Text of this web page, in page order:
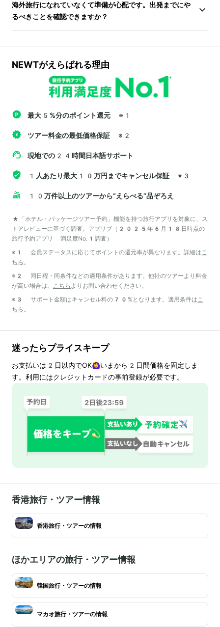
海外旅行になれていなくて準備が心配です。出発までにや
るべきことを確認できますか？
NEWTがえらばれる理由
最大5%分のポイント還元 ※1
ツアー料金の最低価格保証 ※2
現地での24時間日本語サポート
1人あたり最大10万円までキャンセル保証 ※3
10万件以上のツアーから“えらべる”品ぞろえ
*「ホテル・パッケージツアー予約」機能を持つ旅行アプリを対象に、ス
トアレビューに基づく調査。アプリブ（2025年6月18日時点の
旅行予約アプリ 満足度No.1調査）
※1 会員ステータスに応じてポイントの還元率が異なります。詳細は こ
ちら 。
※2 同日程・同条件などの適用条件があります。他社のツアーより料金
が高い場合は、
こちら よりお問い合わせください。
※3 サポート金額はキャンセル料の70%となります。適用条件は こ
ちら 。
迷ったらプライスキープ
お支払いは 2 日以内でOK🙆‍♀️いまから 2 日間価格を固定しま
す。利用にはクレジットカードの事前登録が必要です。
香港旅行・ツアー情報
香港旅行・ツアーの情報
ほかエリアの旅行・ツアー情報
韓国旅行・ツアーの情報
マカオ旅行・ツアーの情報